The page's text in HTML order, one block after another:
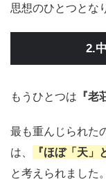
思想のひとつとな
2.
もうひとつは 『
最も重んじられた
は、
『ほぼ「天」
と考えられました。